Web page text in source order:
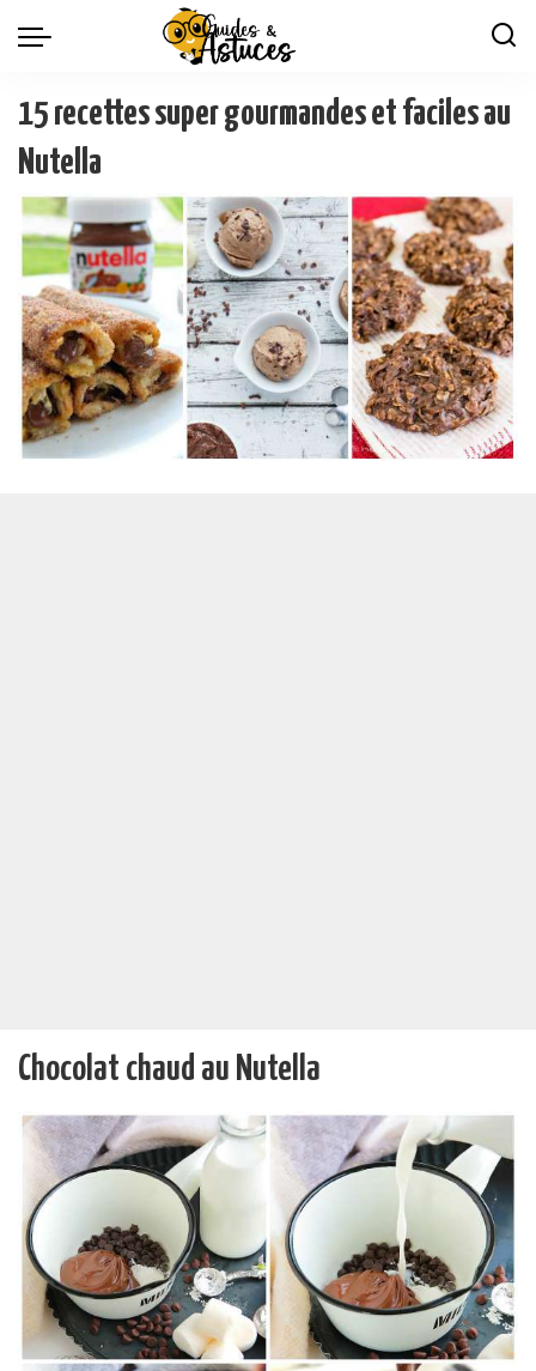
15 recettes super gourmandes et faciles au
Nutella
Chocolat chaud au Nutella